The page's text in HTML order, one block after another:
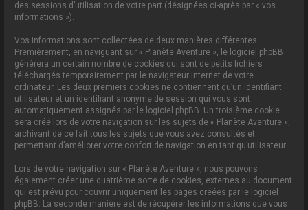
des sessions d’utilisation de votre part (désignées ci-après par « vos
informations »).
Vos informations sont collectées de deux manières différentes.
Premièrement, en naviguant sur « Planète Aventure », le logiciel phpBB
génèrera un certain nombre de cookies qui sont de petits fichiers
téléchargés temporairement par le navigateur internet de votre
ordinateur. Les deux premiers cookies ne contiennent qu’un identifiant
utilisateur et un identifiant anonyme de session qui vous sont
automatiquement assignés par le logiciel phpBB. Un troisième cookie
sera créé lors de votre navigation sur les sujets de « Planète Aventure »,
archivant de ce fait tous les sujets que vous avez consultés et
permettant d’améliorer votre confort de navigation en tant qu’utilisateur.
Lors de votre navigation sur « Planète Aventure », nous pouvons
également créer une quatrième sorte de cookies, externes au document
qui est prévu pour couvrir uniquement les pages créées par le logiciel
phpBB. La seconde manière est de récupérer les informations que vous